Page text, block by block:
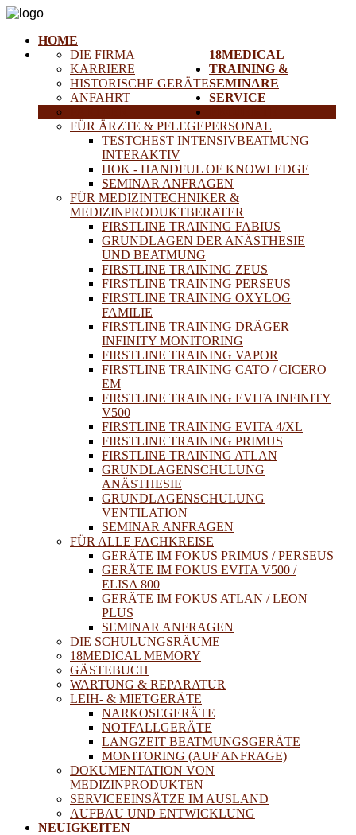
HOME
18MEDICAL
DIE FIRMA
KARRIERE
HISTORISCHE GERÄTE
ANFAHRT
TRAINING &
SEMINARE
FÜR ÄRZTE & PFLEGEPERSONAL
TESTCHEST INTENSIVBEATMUNG
INTERAKTIV
HOK - HANDFUL OF KNOWLEDGE
SEMINAR ANFRAGEN
FÜR MEDIZINTECHNIKER &
MEDIZINPRODUKTBERATER
FIRSTLINE TRAINING FABIUS
GRUNDLAGEN DER ANÄSTHESIE
UND BEATMUNG
FIRSTLINE TRAINING ZEUS
FIRSTLINE TRAINING PERSEUS
FIRSTLINE TRAINING OXYLOG
FAMILIE
FIRSTLINE TRAINING DRÄGER
INFINITY MONITORING
FIRSTLINE TRAINING VAPOR
FIRSTLINE TRAINING CATO / CICERO
EM
FIRSTLINE TRAINING EVITA INFINITY
V500
FIRSTLINE TRAINING EVITA 4/XL
FIRSTLINE TRAINING PRIMUS
FIRSTLINE TRAINING ATLAN
GRUNDLAGENSCHULUNG
ANÄSTHESIE
GRUNDLAGENSCHULUNG
VENTILATION
SEMINAR ANFRAGEN
FÜR ALLE FACHKREISE
GERÄTE IM FOKUS PRIMUS / PERSEUS
GERÄTE IM FOKUS EVITA V500 /
ELISA 800
GERÄTE IM FOKUS ATLAN / LEON
PLUS
SEMINAR ANFRAGEN
DIE SCHULUNGSRÄUME
18MEDICAL MEMORY
GÄSTEBUCH
SERVICE
WARTUNG & REPARATUR
LEIH- & MIETGERÄTE
NARKOSEGERÄTE
NOTFALLGERÄTE
LANGZEIT BEATMUNGSGERÄTE
MONITORING (AUF ANFRAGE)
DOKUMENTATION VON
MEDIZINPRODUKTEN
SERVICEEINSÄTZE IM AUSLAND
AUFBAU UND ENTWICKLUNG
NEUIGKEITEN